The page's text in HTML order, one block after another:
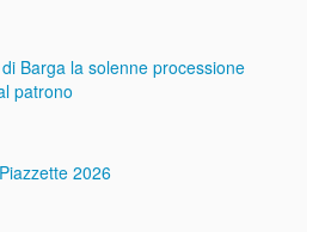
Barga la solenne processione
patrono
2026